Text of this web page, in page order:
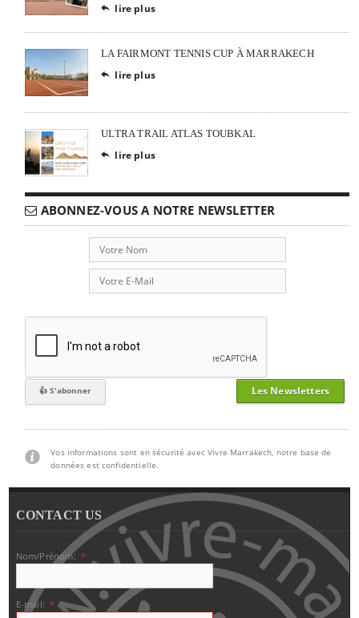
 lire plus
LA FAIRMONT TENNIS CUP À MARRAKECH
 lire plus
ULTRA TRAIL ATLAS TOUBKAL
 lire plus
ABONNEZ-VOUS A NOTRE NEWSLETTER
Les Newsletters
Vos informations sont en sécurité avec Vivre Marrakech, notre base de
données est confidentielle.
CONTACT US
Nom/Prénom: *
E-mail: *